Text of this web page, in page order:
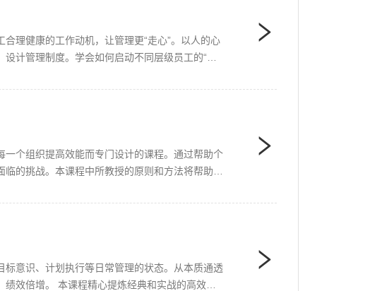
理健康的工作动机，让管理更“走心”。以人的心
计管理制度。学会如何启动不同层级员工的“心
个组织提高效能而专门设计的课程。通过帮助个
的挑战。本课程中所教授的原则和方法将帮助学
标意识、计划执行等日常管理的状态。从本质通透
效倍增。 本课程精心提炼经典和实战的高效能